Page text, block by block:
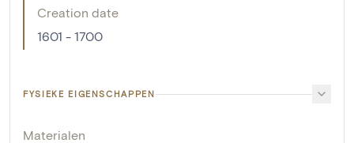
Creation date
1601 - 1700
FYSIEKE EIGENSCHAPPEN
Materialen